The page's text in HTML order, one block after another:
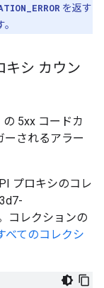
を返す
キシ カウン
5xx コードカ
ーされるアラー
プロキシのコレ
コレクションの
べてのコレクシ